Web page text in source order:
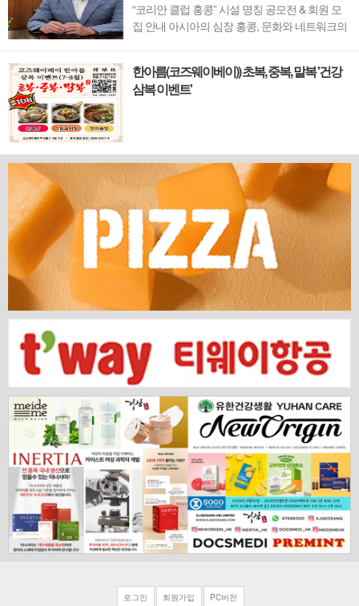
“코리안 클럽 홍콩” 시설 명칭 공모전 & 회원 모
집 안내 아시아의 심장 홍콩, 문화와 네트워크의
홍콩. 이 역동적인 글로벌 허브의 중심에서 한국
의 깊이 있는 문화유산과 세계적 감각을 잇는 새
한아름(코즈웨이베이)) 초복, 중복, 말복 '건강
삼복 이벤트'
로그인 회원가입 PC버전